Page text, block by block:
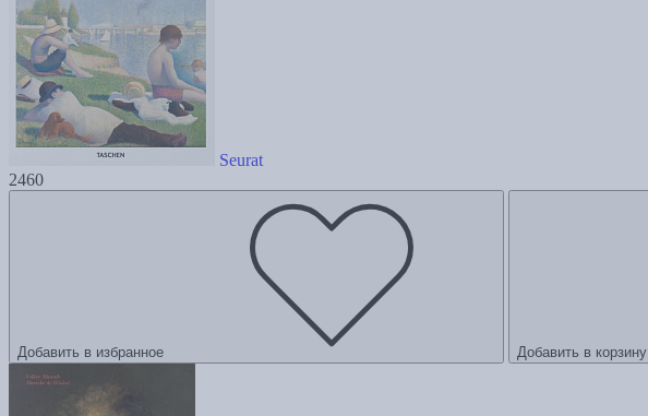
Seurat
2460
Добавить в избранное Добавить в корзину